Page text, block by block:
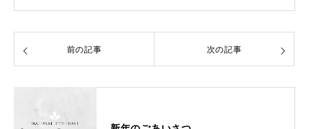
前の記事 次の記事